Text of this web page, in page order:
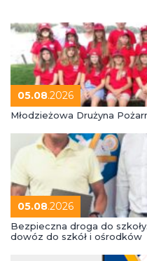
05.08.2026
Młodzieżowa Drużyna
05.08.2026
Bezpieczna droga do
dowóz do szkół i ośrodków